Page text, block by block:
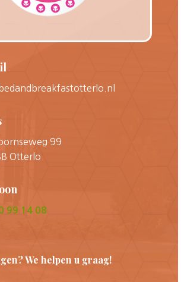
99
Otterlo
99 14 08
We helpen u graag!